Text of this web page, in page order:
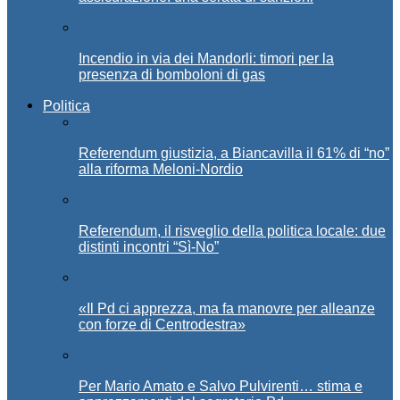
Incendio in via dei Mandorli: timori per la
presenza di bomboloni di gas
Politica
Referendum giustizia, a Biancavilla il 61% di “no”
alla riforma Meloni-Nordio
Referendum, il risveglio della politica locale: due
distinti incontri “Sì-No”
«Il Pd ci apprezza, ma fa manovre per alleanze
con forze di Centrodestra»
Per Mario Amato e Salvo Pulvirenti… stima e